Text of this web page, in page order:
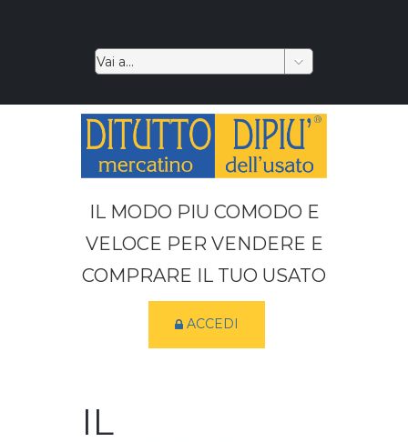
IL MODO PIU COMODO E
VELOCE PER VENDERE E
COMPRARE IL TUO USATO
ACCEDI
IL